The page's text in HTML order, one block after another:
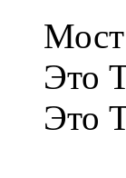
Это
Это